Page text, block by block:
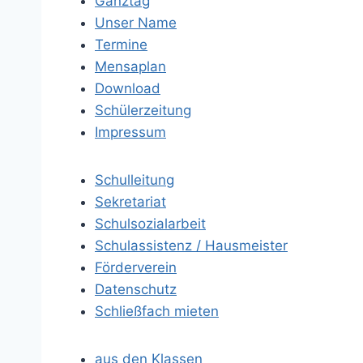
Unser Name
Termine
Mensaplan
Download
Schülerzeitung
Impressum
Schulleitung
Sekretariat
Schulsozialarbeit
Schulassistenz / Hausmeister
Förderverein
Datenschutz
Schließfach mieten
aus den Klassen